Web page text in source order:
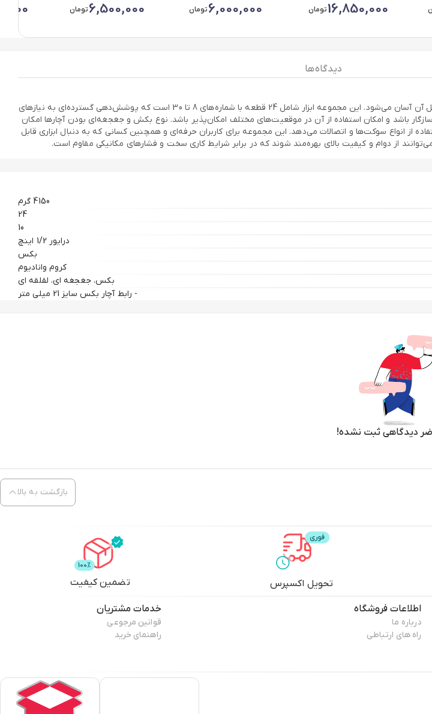
16,850,000تومان 6,000,000تومان 6,500,000تومان
دیدگاه ها
آچار بکس کینگ تولز مدل 001، مجموعه‌ای کامل و کاربردی است که با وزن مناسب 4150 گرم، حمل و نقل آن آسان می‌شود. این مجموعه ابزار شامل 24 قطعه با شماره‌های 8 تا 30 است که پوشش‌دهی گسترده‌ای به نیازهای
باشد و امکان استفاده از آن در موقعیت‌های مختلف امکان‌پذیر باشد. نوع بکش و جغجغه‌ای بودن آچارها امکان
از انواع سوکت‌ها و اتصالات می‌دهد. این مجموعه برای کاربران حرفه‌ای و همچنین کسانی که به دنبال ابزاری قابل
4150 گرم
24
10
درایور 1/2 اینچ
بکس
کروم وانادیوم
بکس، جغجغه ای، لقلقه ای
- رابط آچار بکس سایز 21 میلی متر
دیدگاهی ثبت نشده!
بازگشت به بالا
تحویل اکسپرس تضمین کیفیت
اطلاعات فروشگاه
درباره ما
راه های ارتباطی
خدمات مشتریان
قوانین مرجوعی
راهنمای خرید